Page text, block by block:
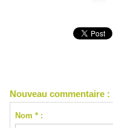
Nouveau commentaire :
Nom * :